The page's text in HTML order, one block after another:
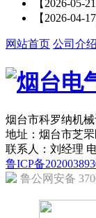
【2026-05-21
【2026-04-17
网站首页 公司介绍
烟台市科罗纳机
地址：烟台市芝
联系人：刘经理
鲁ICP备
鲁公网安备